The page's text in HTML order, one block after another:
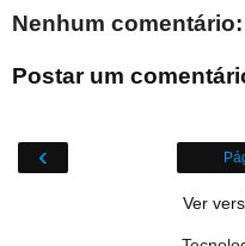
Nenhum comentário:
Postar um
‹
Ver